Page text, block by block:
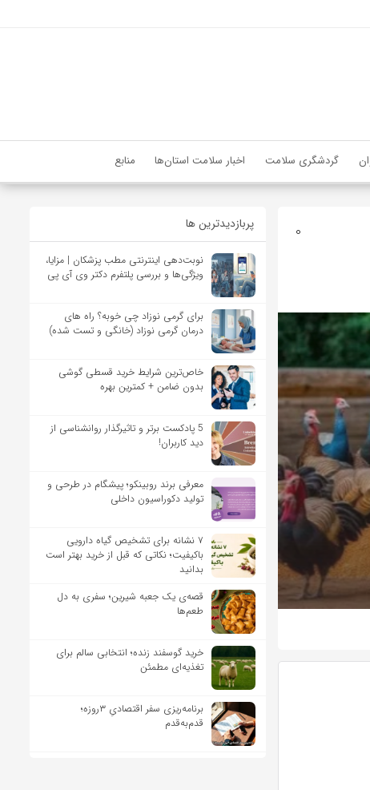
گردشگری سلامت اخبار سلامت استان‌ها منابع
0 پربازدیدترین ها
نوبت‌دهی اینترنتی مطب پزشکان | مزایا،
ویژگی‌ها و بررسی پلتفرم دکتر وی آی پی
برای گرمی نوزاد چی خوبه؟ راه های
درمان گرمی نوزاد (خانگی و تست شده)
خاص‌ترین شرایط خرید قسطی گوشی
بدون ضامن + کمترین بهره
5 پادکست برتر و تاثیرگذار روانشناسی از
دید کاربران!
معرفی برند روبینکو؛ پیشگام در طرحی و
تولید دکوراسیون داخلی
۷ نشانه برای تشخیص گیاه دارویی
باکیفیت؛ نکاتی که قبل از خرید بهتر است
بدانید
قصه‌ی یک جعبه شیرین؛ سفری به دل
طعم‌ها
خرید گوسفند زنده؛ انتخابی سالم برای
تغذیه‌ای مطمئن
برنامه‌ریزی سفر اقتصادیِ ۳روزه؛
قدم‌به‌قدم